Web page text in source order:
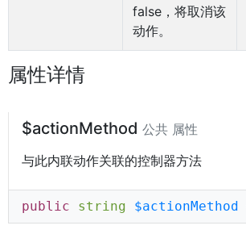
false，将取消该
动作。
属性详情
$actionMethod 公共 属性
与此内联动作关联的控制器方法
public string $actionMethod